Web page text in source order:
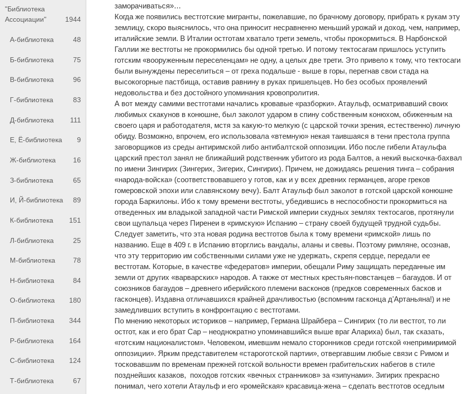
"Библиотека
Ассоциации"
1944
А-библиотека 48
Б-библиотека 75
В-библиотека 96
Г-библиотека 83
Д-библиотека 111
Е, Ё-библиотека 9
Ж-библиотека 16
З-библиотека 65
И, Й-библиотека 89
К-библиотека 151
Л-библиотека 25
М-библиотека 78
Н-библиотека 84
О-библиотека 180
П-библиотека 344
Р-библиотека 164
С-библиотека 124
Т-библиотека 67
заморачиваться»…
Когда же появились вестготские мигранты, пожелавшие, по брачному договору, прибрать к рукам эту
землицу, скоро выяснилось, что она приносит несравненно меньший урожай и доход, чем, например,
италийские земли. В Италии остготам хватало трети земель, чтобы прокормиться. В Нарбонской
Галлии же вестготы не прокормились бы одной третью. И потому тектосагам пришлось уступить
готским «вооруженным переселенцам» не одну, а целых две трети. Это привело к тому, что тектосаги
были вынуждены переселиться – от греха подальше - выше в горы, перегнав свои стада на
высокогорные пастбища, оставив равнину в руках пришельцев. Но без особых проявлений
недовольства и без достойного упоминания кровопролития.
А вот между самими вестготами начались кровавые «разборки». Атаульф, осматривавший своих
любимых скакунов в конюшне, был заколот ударом в спину собственным конюхом, обиженным на
своего царя и работодателя, мстя за какую-то мелкую (с царской точки зрения, естественно) личную
обиду. Возможно, впрочем, его использовала «втемную» некая таившаяся в тени престола группа
заговорщиков из среды антиримской либо антибалтской оппозиции. Ибо после гибели Атаульфа
царский престол занял не ближайший родственник убитого из рода Балтов, а некий выскочка-бахвал
по имени Зингирих (Зингерих, Зигерих, Сингирих). Причем, не дожидаясь решения тинга – собрания
«народа-войска» (соответствовавшего у готов, как и у всех древних германцев, агоре греков
гомеровской эпохи или славянскому вечу). Балт Атаульф был заколот в готской царской конюшне
города Баркилоны. Ибо к тому времени вестготы, убедившись в неспособности прокормиться на
отведенных им владыкой западной части Римской империи скудных землях тектосагов, протянули
свои щупальца через Пиренеи в «римскую» Испанию – страну своей будущей трудной судьбы.
Следует заметить, что эта новая родина вестготов была к тому времени «римской» лишь по
названию. Еще в 409 г. в Испанию вторглись вандалы, аланы и свевы. Поэтому римляне, осознав,
что эту территорию им собственными силами уже не удержать, скрепя сердце, передали ее
вестготам. Которые, в качестве «федератов» империи, обещали Риму защищать переданные им
земли от других «варварских» народов. А также от местных крестьян-повстанцев – багаудов. И от
союзников багаудов – древнего иберийского племени васконов (предков современных басков и
гасконцев). Издавна отличавшихся крайней драчливостью (вспомним гасконца д'Артаньяна!) и не
замедливших вступить в конфронтацию с вестготами.
По мнению некоторых историков – например, Германа Шрайбера – Сингирих (то ли вестгот, то ли
остгот, как и его брат Сар – неоднократно упоминавшийся выше враг Алариха) был, так сказать,
«готским националистом». Человеком, имевшим немало сторонников среди готской «непримиримой
оппозиции». Ярким представителем «староготской партии», отвергавшим любые связи с Римом и
тосковавшим по временам прежней готской вольности времен грабительских набегов в стиле
позднейших казаков, походов готских «вечных странников» за «зипунами». Зигирих прекрасно
понимал, чего хотели Атаульф и его «ромейская» красавица-жена – сделать вестготов оседлым